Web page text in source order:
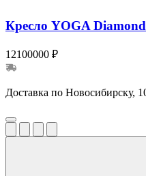
Кресло YOGA Diamond
12100000 ₽
Доставка по Новосибирску,